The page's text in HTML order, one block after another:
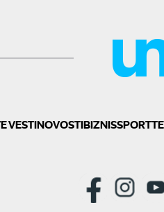
VESTINOVOSTIBIZNISSPORT